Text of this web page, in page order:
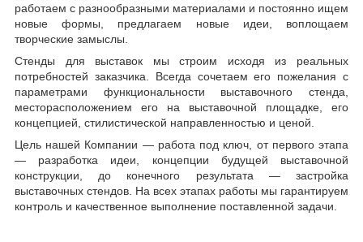
работаем с разнообразными материалами и постоянно ищем
новые формы, предлагаем новые идеи, воплощаем
творческие замыслы.
Стенды для выставок мы строим исходя из реальных
потребностей заказчика. Всегда сочетаем его пожелания с
параметрами функциональности выставочного стенда,
месторасположением его на выставочной площадке, его
концепцией, стилистической направленностью и ценой.
Цель нашей Компании — работа под ключ, от первого этапа
— разработка идеи, концепции будущей выставочной
конструкции, до конечного результата — застройка
выставочных стендов. На всех этапах работы мы гарантируем
контроль и качественное выполнение поставленной задачи.